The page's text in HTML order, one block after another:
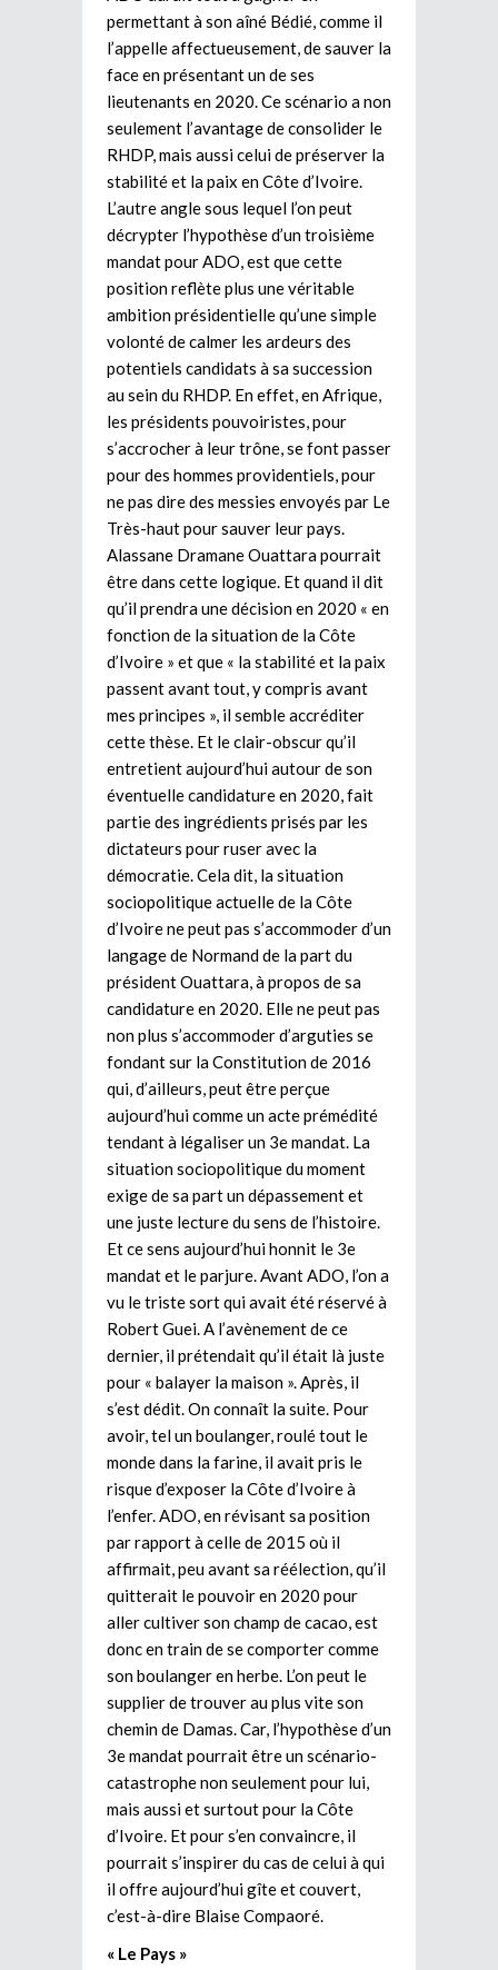
permettant à son aîné Bédié, comme il
l’appelle affectueusement, de sauver la
face en présentant un de ses
lieutenants en 2020. Ce scénario a non
seulement l’avantage de consolider le
RHDP, mais aussi celui de préserver la
stabilité et la paix en Côte d’Ivoire.
L’autre angle sous lequel l’on peut
décrypter l’hypothèse d’un troisième
mandat pour ADO, est que cette
position reflète plus une véritable
ambition présidentielle qu’une simple
volonté de calmer les ardeurs des
potentiels candidats à sa succession
au sein du RHDP. En effet, en Afrique,
les présidents pouvoiristes, pour
s’accrocher à leur trône, se font passer
pour des hommes providentiels, pour
ne pas dire des messies envoyés par Le
Très-haut pour sauver leur pays.
Alassane Dramane Ouattara pourrait
être dans cette logique. Et quand il dit
qu’il prendra une décision en 2020 « en
fonction de la situation de la Côte
d’Ivoire » et que « la stabilité et la paix
passent avant tout, y compris avant
mes principes », il semble accréditer
cette thèse. Et le clair-obscur qu’il
entretient aujourd’hui autour de son
éventuelle candidature en 2020, fait
partie des ingrédients prisés par les
dictateurs pour ruser avec la
démocratie. Cela dit, la situation
sociopolitique actuelle de la Côte
d’Ivoire ne peut pas s’accommoder d’un
langage de Normand de la part du
président Ouattara, à propos de sa
candidature en 2020. Elle ne peut pas
non plus s’accommoder d’arguties se
fondant sur la Constitution de 2016
qui, d’ailleurs, peut être perçue
aujourd’hui comme un acte prémédité
tendant à légaliser un 3e mandat. La
situation sociopolitique du moment
exige de sa part un dépassement et
une juste lecture du sens de l’histoire.
Et ce sens aujourd’hui honnit le 3e
mandat et le parjure. Avant ADO, l’on a
vu le triste sort qui avait été réservé à
Robert Guei. A l’avènement de ce
dernier, il prétendait qu’il était là juste
pour « balayer la maison ». Après, il
s’est dédit. On connaît la suite. Pour
avoir, tel un boulanger, roulé tout le
monde dans la farine, il avait pris le
risque d’exposer la Côte d’Ivoire à
l’enfer. ADO, en révisant sa position
par rapport à celle de 2015 où il
affirmait, peu avant sa réélection, qu’il
quitterait le pouvoir en 2020 pour
aller cultiver son champ de cacao, est
donc en train de se comporter comme
son boulanger en herbe. L’on peut le
supplier de trouver au plus vite son
chemin de Damas. Car, l’hypothèse d’un
3e mandat pourrait être un scénario-
catastrophe non seulement pour lui,
mais aussi et surtout pour la Côte
d’Ivoire. Et pour s’en convaincre, il
pourrait s’inspirer du cas de celui à qui
il offre aujourd’hui gîte et couvert,
c’est-à-dire Blaise Compaoré.
« Le Pays »